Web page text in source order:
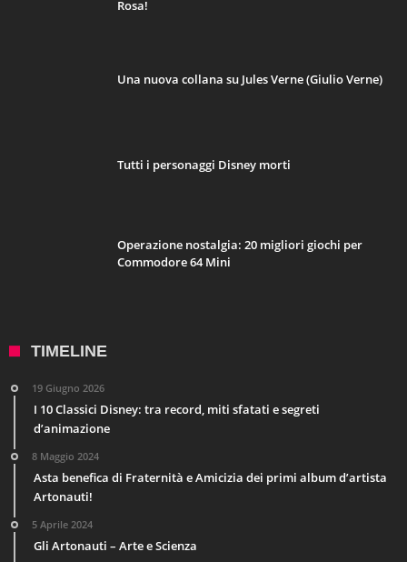
Rosa!
Una nuova collana su Jules Verne (Giulio Verne)
Tutti i personaggi Disney morti
Operazione nostalgia: 20 migliori giochi per
Commodore 64 Mini
TIMELINE
19 Giugno 2026
I 10 Classici Disney: tra record, miti sfatati e segreti
d’animazione
8 Maggio 2024
Asta benefica di Fraternità e Amicizia dei primi album d’artista
Artonauti!
5 Aprile 2024
Gli Artonauti – Arte e Scienza